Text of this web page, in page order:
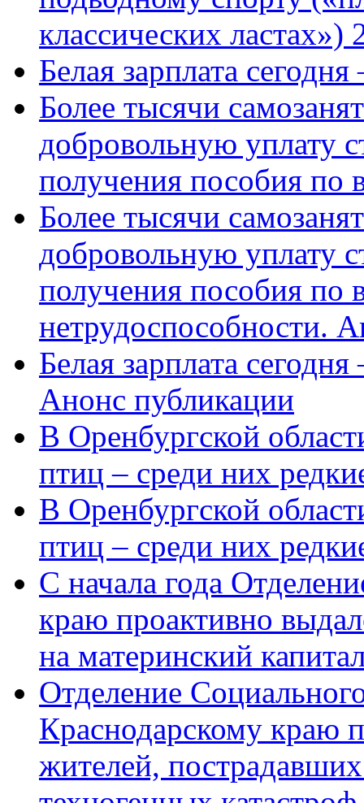
классических ластах»)
Белая зарплата
Более тысячи
добровольную уплату
получения пособия по
Более тысячи
добровольную уплату
получения пособия по
нетрудоспособности.
Белая зарплата
Анонс публикации
В Оренбургской
птиц – среди них
В Оренбургской
птиц – среди них
С начала года
краю проактивно
на материнский
Отделение
Краснодарскому краю
жителей,